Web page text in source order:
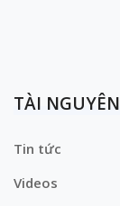
TÀI NGUYÊN
Tin tức
Videos